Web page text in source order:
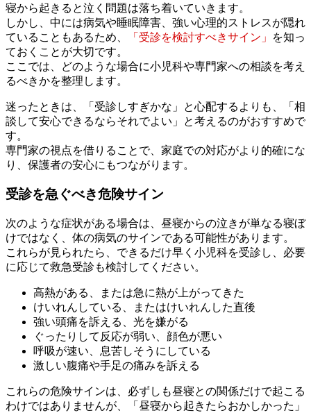
寝から起きると泣く問題は落ち着いていきます。
しかし、中には病気や睡眠障害、強い心理的ストレスが隠れ
ていることもあるため、
「受診を検討すべきサイン」
を知っ
ておくことが大切です。
ここでは、どのような場合に小児科や専門家への相談を考え
るべきかを整理します。
迷ったときは、「受診しすぎかな」と心配するよりも、「相
談して安心できるならそれでよい」と考えるのがおすすめで
す。
専門家の視点を借りることで、家庭での対応がより的確にな
り、保護者の安心にもつながります。
受診を急ぐべき危険サイン
次のような症状がある場合は、昼寝からの泣きが単なる寝ぼ
けではなく、体の病気のサインである可能性があります。
これらが見られたら、できるだけ早く小児科を受診し、必要
に応じて救急受診も検討してください。
高熱がある、または急に熱が上がってきた
けいれんしている、またはけいれんした直後
強い頭痛を訴える、光を嫌がる
ぐったりして反応が弱い、顔色が悪い
呼吸が速い、息苦しそうにしている
激しい腹痛や手足の痛みを訴える
これらの危険サインは、必ずしも昼寝との関係だけで起こる
わけではありませんが、「昼寝から起きたらおかしかった」